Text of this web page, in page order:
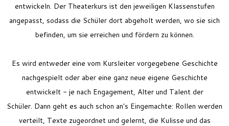
entwickeln. Der Theaterkurs ist den jeweiligen Klassenstufen
angepasst, sodass die Schüler dort abgeholt werden, wo sie sich
befinden, um sie erreichen und fördern zu können.
Es wird entweder eine vom Kursleiter vorgegebene Geschichte
nachgespielt oder aber eine ganz neue eigene Geschichte
entwickelt - je nach Engagement, Alter und Talent der
Schüler. Dann geht es auch schon an's Eingemachte: Rollen werden
verteilt, Texte zugeordnet und gelernt, die Kulisse und das